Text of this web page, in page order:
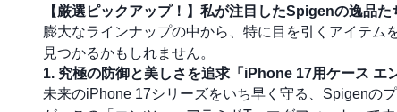
【厳選ピックアップ！】私が注目したSpigenの逸品た
膨大なラインナップの中から、特に目を引くアイテ
見つかるかもしれません。
1. 究極の防御と美しさを追求「iPhone 17用ケース エ
未来のiPhone 17シリーズをいち早く守る、Spigenの